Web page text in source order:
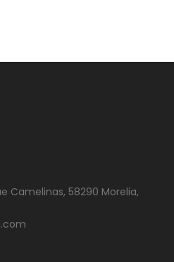
Camelinas, 58290 Morelia,